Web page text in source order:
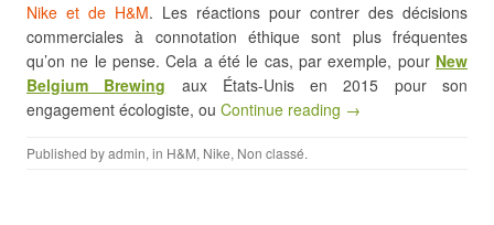
Nike et de H&M. Les réactions pour contrer des décisions
commerciales à connotation éthique sont plus fréquentes
qu’on ne le pense. Cela a été le cas, par exemple, pour New
Belgium Brewing aux États-Unis en 2015 pour son
engagement écologiste, ou Continue reading →
Published byadmin, in H&M, Nike, Non classé.